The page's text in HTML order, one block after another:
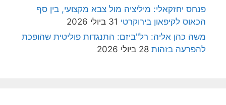
פנחס יחזקאלי: מיליציה מול צבא מקצועי, בין סף
הכאוס לקיפאון בירוקרטי 31 ביולי 2026
משה כהן אליה: רל"ביזם: התנגדות פוליטית שהופכת
להפרעה בזהות 28 ביולי 2026